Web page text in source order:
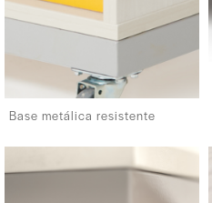
Base metálica resistente